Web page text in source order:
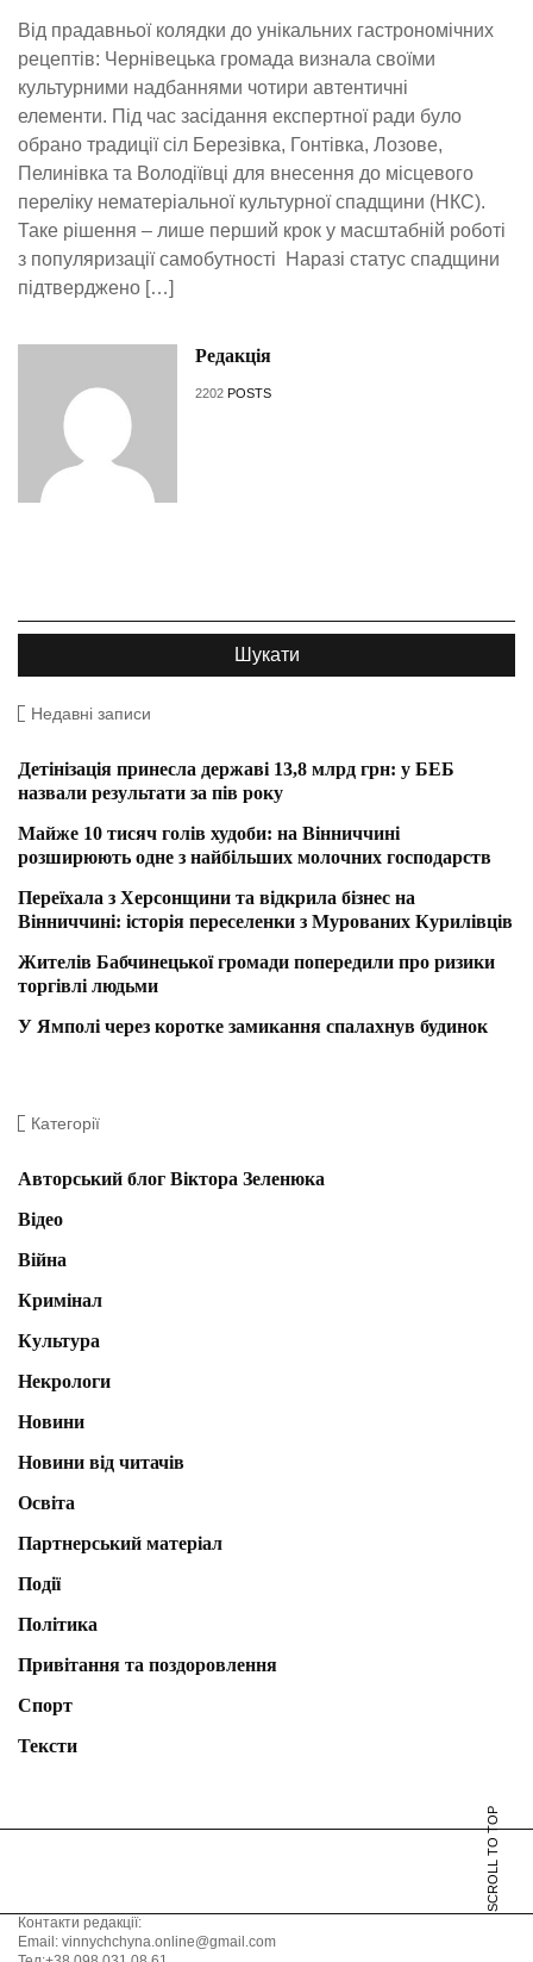
Від прадавньої колядки до унікальних гастрономічних
рецептів: Чернівецька громада визнала своїми
культурними надбаннями чотири автентичні
елементи. Під час засідання експертної ради було
обрано традиції сіл Березівка, Гонтівка, Лозове,
Пелинівка та Володіївці для внесення до місцевого
переліку нематеріальної культурної спадщини (НКС).
Таке рішення – лише перший крок у масштабній роботі
з популяризації самобутності Наразі статус спадщини
підтверджено […]
Редакція
2202 POSTS
Недавні записи
Детінізація принесла державі 13,8 млрд грн: у БЕБ
назвали результати за пів року
Майже 10 тисяч голів худоби: на Вінниччині
розширюють одне з найбільших молочних господарств
Переїхала з Херсонщини та відкрила бізнес на
Вінниччині: історія переселенки з Мурованих Курилівців
Жителів Бабчинецької громади попередили про ризики
торгівлі людьми
У Ямполі через коротке замикання спалахнув будинок
Категорії
Авторський блог Віктора Зеленюка
Відео
Війна
Кримінал
Культура
Некрологи
Новини
Новини від читачів
Освіта
Партнерський матеріал
Події
Політика
Привітання та поздоровлення
Спорт
Тексти
SCROLL TO TOP
Контакти редакції:
Email: vinnychchyna.online@gmail.com